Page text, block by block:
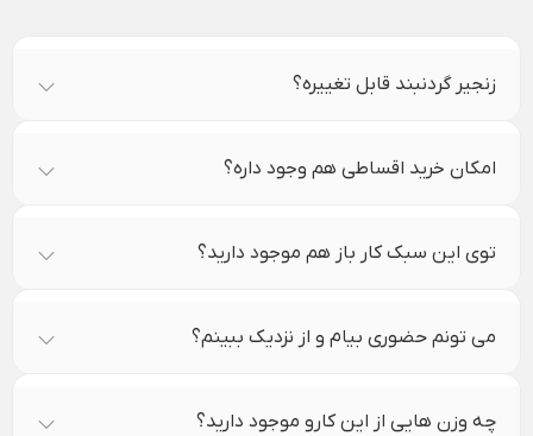
زنجیر گردنبند قابل تغییره؟
امکان خرید اقساطی هم وجود داره؟
توی این سبک کار باز هم موجود دارید؟
می تونم حضوری بیام و از نزدیک ببینم؟
چه وزن هایی از این کارو موجود دارید؟